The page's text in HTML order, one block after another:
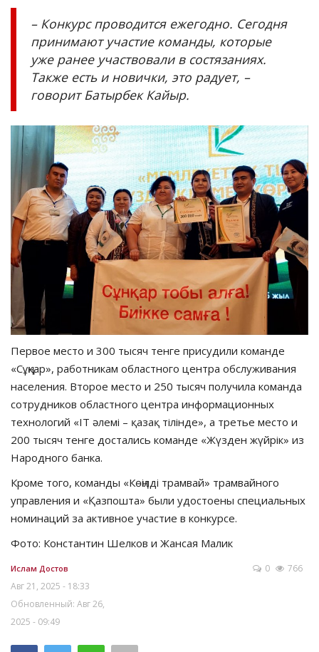
– Конкурс проводится ежегодно. Сегодня
принимают участие команды, которые
уже ранее участвовали в состязаниях.
Также есть и новички, это радует, –
говорит Батырбек Кайыр.
Первое место и 300 тысяч тенге присудили команде
«Сұңқар», работникам областного центра обслуживания
населения. Второе место и 250 тысяч получила команда
сотрудников областного центра информационных
технологий «IT әлемі – қазақ тілінде», а третье место и
200 тысяч тенге достались команде «Жүзден жүйрік» из
Народного банка.
Кроме того, команды «Көңілді трамвай» трамвайного
управления и «Қазпошта» были удостоены специальных
номинаций за активное участие в конкурсе.
Фото: Константин Шелков и Жансая Малик
Ислам Достов
Авг 21, 2025 - 18:33
Обновленный: Авг 26,
2025 - 09:49
0 766